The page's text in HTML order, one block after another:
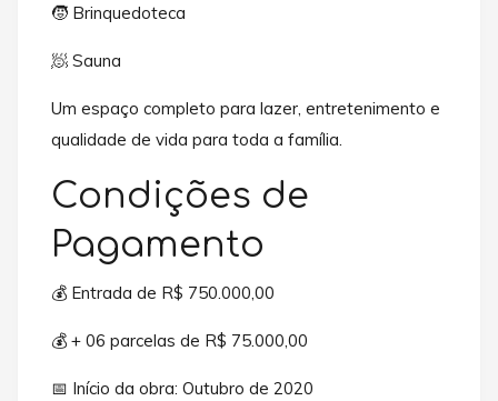
🧒 Brinquedoteca
🧖 Sauna
Um espaço completo para lazer, entretenimento e
qualidade de vida para toda a família.
Condições de
Pagamento
💰 Entrada de R$ 750.000,00
💰 + 06 parcelas de R$ 75.000,00
📅 Início da obra: Outubro de 2020